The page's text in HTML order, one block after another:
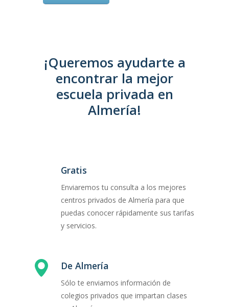
¡Queremos ayudarte a
encontrar la mejor
escuela privada en
Almería!
Gratis
Enviaremos tu consulta a los mejores
centros privados de Almería para que
puedas conocer rápidamente sus tarifas
y servicios.
De Almería
Sólo te enviamos información de
colegios privados que impartan clases